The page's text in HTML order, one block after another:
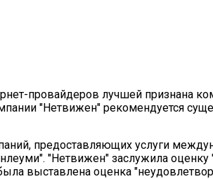
провайдеров лучшей признана
"Нетвижен" рекомендуется
предоставляющих услуги
"Нетвижен" заслужила
выставлена оценка